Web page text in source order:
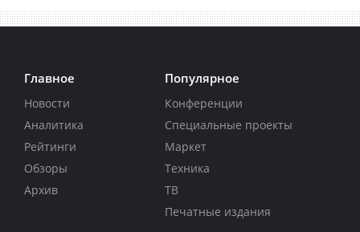
Главное
Новости
Аналитика
Рейтинги
Обзоры
Архив
Популярное
Конференции
Специальные проекты
Маркет
Техника
ТВ
Печатные издания